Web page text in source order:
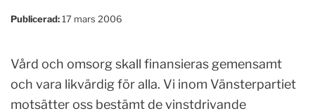
Publicerad:17 mars 2006
Vård och omsorg skall finansieras gemensamt
och vara likvärdig för alla. Vi inom Vänsterpartiet
motsätter oss bestämt de vinstdrivande